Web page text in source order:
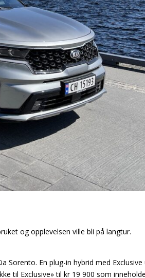
og opplevelsen ville bli på langtur.
Sorento. En plug-in hybrid med
til Exclusive» til kr 19 900 som